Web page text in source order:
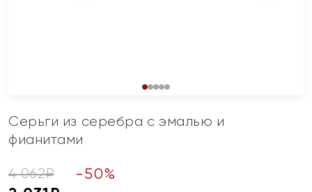
Серьги из серебра с эмалью и
фианитами
4 062₽ -50%